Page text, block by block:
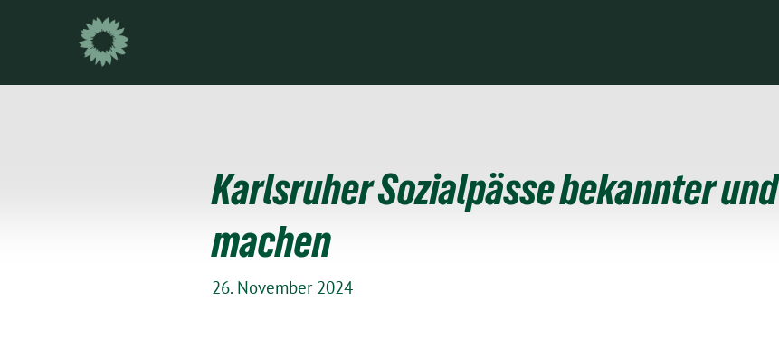
Karlsruher Sozialpässe bekannter
machen
26. November 2024